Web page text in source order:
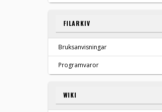
FILARKIV
Bruksanvisningar
Programvaror
WIKI